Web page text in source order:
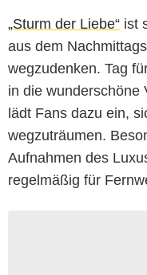
„Sturm der Liebe“ ist
aus dem
wegzudenken. Tag
in die wunderschöne
lädt Fans dazu ein,
wegzuträumen.
Aufnahmen des
regelmäßig für